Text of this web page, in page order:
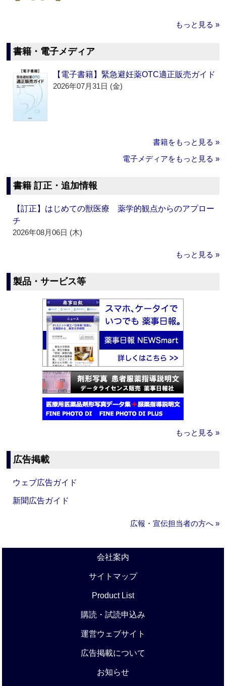
もっと見る »
書籍・電子メディア
【電子書籍】緊急避妊薬OTC適正販売ガイド
2026年07月31日 (金)
書籍をもっと見る »
電子メディアをもっと見る »
書籍 訂正・追加情報
【訂正】はじめての獣医療 薬学的観点からのアプロー
チ
2026年08月06日 (木)
もっと見る »
製品・サービス等
もっと見る »
広告掲載
ウェブ広告ガイド
新聞広告ガイド
広報・宣伝担当者の方へ »
会社案内
サイトマップ
Product List
購読・試読申込み
運営ウェブサイト
広告掲載について
お知らせ